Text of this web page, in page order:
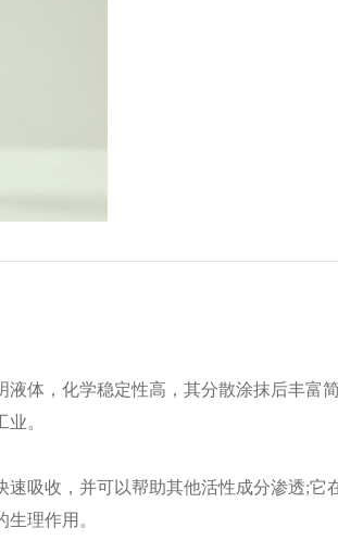
体，化学稳定性高，其分散涂抹后丰富
。
吸收，并可以帮助其他活性成分渗透;它
理作用。